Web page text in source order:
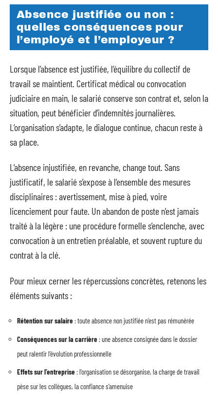
Absence justifiée ou non :
quelles conséquences pour
l’employé et l’employeur ?
Lorsque l’absence est justifiée, l’équilibre du collectif de
travail se maintient. Certificat médical ou convocation
judiciaire en main, le salarié conserve son contrat et, selon la
situation, peut bénéficier d’indemnités journalières.
L’organisation s’adapte, le dialogue continue, chacun reste à
sa place.
L’absence injustifiée, en revanche, change tout. Sans
justificatif, le salarié s’expose à l’ensemble des mesures
disciplinaires : avertissement, mise à pied, voire
licenciement pour faute. Un abandon de poste n’est jamais
traité à la légère : une procédure formelle s’enclenche, avec
convocation à un entretien préalable, et souvent rupture du
contrat à la clé.
Pour mieux cerner les répercussions concrètes, retenons les
éléments suivants :
Rétention sur salaire : toute absence non justifiée n’est pas rémunérée
Conséquences sur la carrière : une absence consignée dans le dossier
peut ralentir l’évolution professionnelle
Effets sur l’entreprise : l’organisation se désorganise, la charge de travail
pèse sur les collègues, la confiance s’amenuise